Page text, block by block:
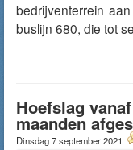
bedrijventerrein
buslijn 680, die tot
Hoefslag
maanden
Dinsdag 7 september 2021